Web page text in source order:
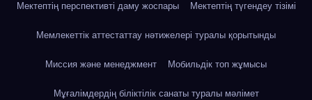
Мектептің перспективті даму жоспары Мектептің түгендеу тізімі
Мемлекеттік аттестаттау нәтижелері туралы қорытынды
Миссия және менеджмент Мобильдік топ жұмысы
Мұғалімдердің біліктілік санаты туралы мәлімет